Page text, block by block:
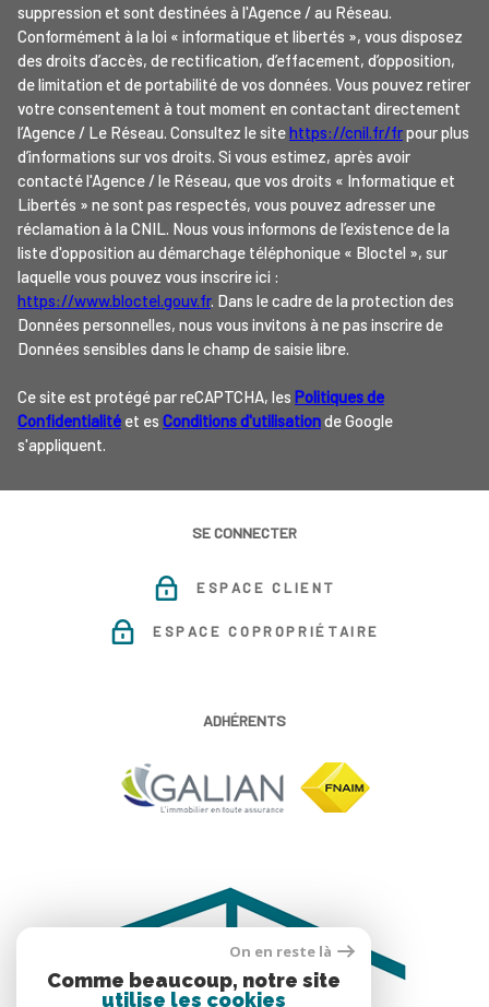
suppression et sont destinées à l'Agence / au Réseau.
Conformément à la loi « informatique et libertés », vous disposez
des droits d’accès, de rectification, d’effacement, d’opposition,
de limitation et de portabilité de vos données. Vous pouvez retirer
votre consentement à tout moment en contactant directement
l’Agence / Le Réseau. Consultez le sitehttps://cnil.fr/frpour plus
d’informations sur vos droits. Si vous estimez, après avoir
contacté l'Agence / le Réseau, que vos droits « Informatique et
Libertés » ne sont pas respectés, vous pouvez adresser une
réclamation à la CNIL. Nous vous informons de l’existence de la
liste d'opposition au démarchage téléphonique « Bloctel », sur
laquelle vous pouvez vous inscrire ici :
https://www.bloctel.gouv.fr. Dans le cadre de la protection des
Données personnelles, nous vous invitons à ne pas inscrire de
Données sensibles dans le champ de saisie libre.
Ce site est protégé par reCAPTCHA, les Politiques de
Confidentialité et es Conditions d'utilisationde Google
s'appliquent.
SE CONNECTER
ESPACE CLIENT
ESPACE COPROPRIÉTAIRE
ADHÉRENTS
On en reste là
Comme beaucoup, notre site
utilise les cookies